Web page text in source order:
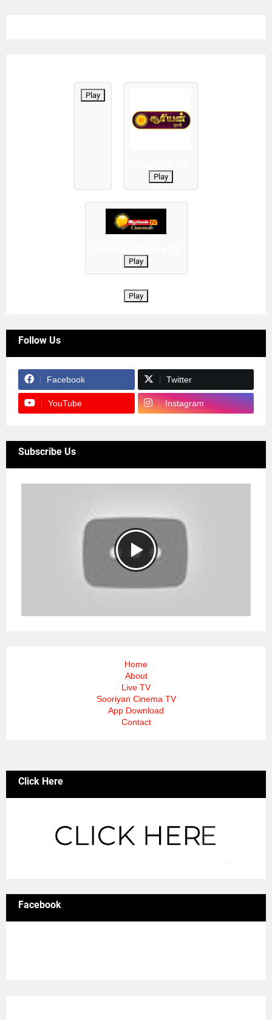
Play
Play
Play
Play
Follow Us
Facebook Twitter
YouTube Instagram
Subscribe Us
Home
About
Live TV
Sooriyan Cinema TV
App Download
Contact
Click Here
Facebook